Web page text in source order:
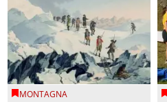
MONTAGNA